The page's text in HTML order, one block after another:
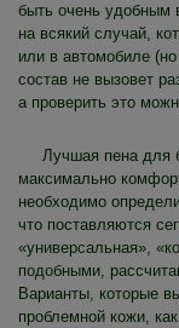
быть очень удобным
на всякий случай,
или в автомобиле
состав не вызовет
а проверить это
Лучшая пена для
максимально
необходимо
что поставляются
«универсальная»,
подобными,
Варианты, которые
проблемной кожи,